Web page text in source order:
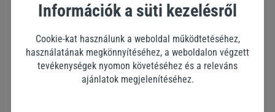
kőfelverődés vagy a törött
szélvédő?
A nyári hőingadozás – például amikor a felforrósodott autóba
Információk a süti kezelésről
Cookie-kat használunk a weboldal működtetéséhez,
használatának megkönnyítéséhez, a weboldalon végzett
tevékenységek nyomon követéséhez és a releváns
ajánlatok megjelenítéséhez.